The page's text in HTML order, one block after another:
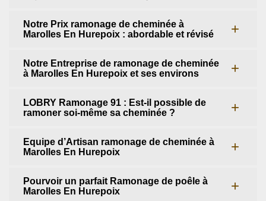
Notre Prix ramonage de cheminée à
Marolles En Hurepoix : abordable et révisé
Notre Entreprise de ramonage de cheminée
à Marolles En Hurepoix et ses environs
LOBRY Ramonage 91 : Est-il possible de
ramoner soi-même sa cheminée ?
Equipe d’Artisan ramonage de cheminée à
Marolles En Hurepoix
Pourvoir un parfait Ramonage de poêle à
Marolles En Hurepoix